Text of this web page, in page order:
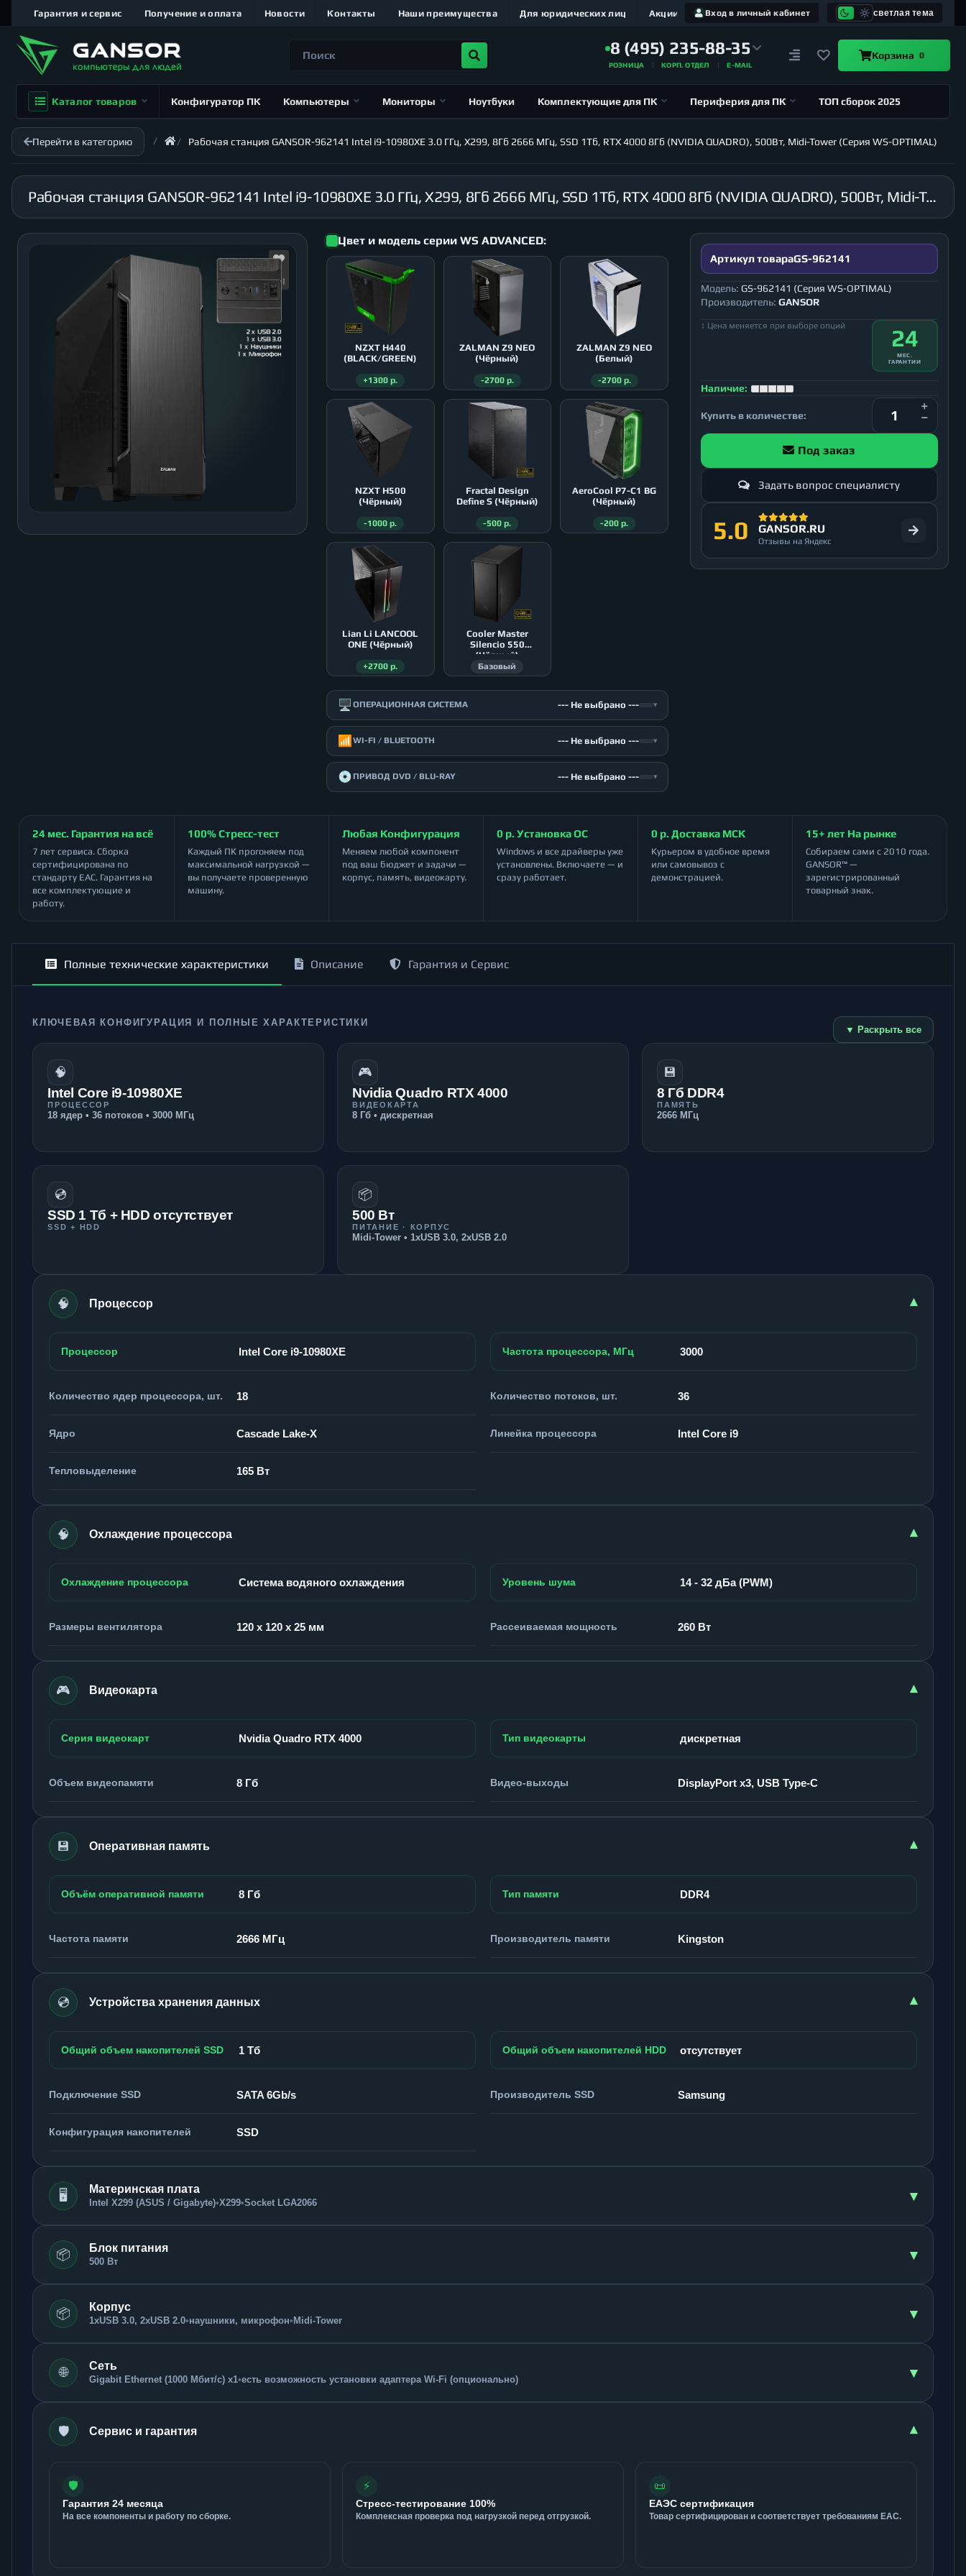
Вход в личный кабинет светлая тема
Гарантия и сервис Получение и оплата Новости Контакты Наши преимущества Для юридических лиц Акции
8 (495) 235-88-35
РОЗНИЦА КОРП. ОТДЕЛ E-MAIL
Корзина 0
Каталог товаров Конфигуратор ПК Компьютеры Мониторы Ноутбуки Комплектующие для ПК Периферия для ПК ТОП сборок 2025
Перейти в категорию Рабочая станция GANSOR-962141 Intel i9-10980XE 3.0 ГГц, X299, 8Гб 2666 МГц, SSD 1Тб, RTX 4000 8Гб (NVIDIA QUADRO), 500Вт, Midi-Tower (Серия WS-OPTIMAL)
Рабочая станция GANSOR-962141 Intel i9-10980XE 3.0 ГГц, X299, 8Гб 2666 МГц, SSD 1Тб, RTX 4000 8Гб (NVIDIA QUADRO), 500Вт, Midi-Tower (Серия WS-OPTIMAL)
Цвет и модель серии WS ADVANCED:
NZXT H440
(BLACK/GREEN)
+1300 р.
ZALMAN Z9 NEO
(Чёрный)
-2700 р.
ZALMAN Z9 NEO
(Белый)
-2700 р.
NZXT H500
(Чёрный)
-1000 р.
Fractal Design
Define S (Чёрный)
-500 р.
AeroСool P7-C1 BG
(Чёрный)
-200 р.
Lian Li LANCOOL
ONE (Чёрный)
+2700 р.
Cooler Master
Silencio 550
(Чёрный)
Базовый
🖥️ ОПЕРАЦИОННАЯ СИСТЕМА --- Не выбрано --- ▾
📶 WI-FI / BLUETOOTH --- Не выбрано --- ▾
💿 ПРИВОД DVD / BLU-RAY --- Не выбрано --- ▾
Артикул товараGS-962141
Модель: GS-962141 (Серия WS-OPTIMAL)
Производитель: GANSOR
↕ Цена меняется при выборе опций 24
МЕС.
ГАРАНТИИ
Наличие:
Купить в количестве:
Под заказ
Задать вопрос специалисту
5.0 GANSOR.RU
Отзывы на Яндекс
24 мес. Гарантия на всё
7 лет сервиса. Сборка
сертифицирована по
стандарту ЕАС. Гарантия на
все комплектующие и
работу.
100% Стресс-тест
Каждый ПК прогоняем под
максимальной нагрузкой —
вы получаете проверенную
машину.
Любая Конфигурация
Меняем любой компонент
под ваш бюджет и задачи —
корпус, память, видеокарту.
0 р. Установка ОС
Windows и все драйверы уже
установлены. Включаете — и
сразу работает.
0 р. Доставка МСК
Курьером в удобное время
или самовывоз с
демонстрацией.
15+ лет На рынке
Собираем сами с 2010 года.
GANSOR™ —
зарегистрированный
товарный знак.
Полные технические характеристики Описание Гарантия и Сервис
КЛЮЧЕВАЯ КОНФИГУРАЦИЯ И ПОЛНЫЕ ХАРАКТЕРИСТИКИ
▼ Раскрыть все
🧠
Intel Core i9-10980XE
ПРОЦЕССОР
18 ядер • 36 потоков • 3000 МГц
🎮
Nvidia Quadro RTX 4000
ВИДЕОКАРТА
8 Гб • дискретная
💾
8 Гб DDR4
ПАМЯТЬ
2666 МГц
💿
SSD 1 Тб + HDD отсутствует
SSD + HDD
📦
500 Вт
ПИТАНИЕ · КОРПУС
Midi-Tower • 1xUSB 3.0, 2xUSB 2.0
🧠 Процессор ▾
Процессор Intel Core i9-10980XE Частота процессора, МГц 3000
Количество ядер процессора, шт. 18 Количество потоков, шт. 36
Ядро Cascade Lake-X Линейка процессора Intel Core i9
Тепловыделение 165 Вт
🧠 Охлаждение процессора ▾
Охлаждение процессора Система водяного охлаждения Уровень шума 14 - 32 дБа (PWM)
Размеры вентилятора 120 x 120 x 25 мм Рассеиваемая мощность 260 Вт
🎮 Видеокарта ▾
Серия видеокарт Nvidia Quadro RTX 4000 Тип видеокарты дискретная
Объем видеопамяти 8 Гб Видео-выходы DisplayPort x3, USB Type-C
💾 Оперативная память ▾
Объём оперативной памяти 8 Гб Тип памяти DDR4
Частота памяти 2666 МГц Производитель памяти Kingston
💿 Устройства хранения данных ▾
Общий объем накопителей SSD 1 Тб Общий объем накопителей HDD отсутствует
Подключение SSD SATA 6Gb/s Производитель SSD Samsung
Конфигурация накопителей SSD
🖥️ Материнская плата
Intel X299 (ASUS / Gigabyte)•X299•Socket LGA2066 ▾
📦 Блок питания
500 Вт ▾
📦 Корпус
1xUSB 3.0, 2xUSB 2.0•наушники, микрофон• Midi-Tower ▾
🌐 Сеть
Gigabit Ethernet (1000 Мбит/с) x1•есть возможность установки адаптера Wi-Fi (опционально) ▾
🛡️ Сервис и гарантия ▾
🛡️
Гарантия 24 месяца
На все компоненты и работу по сборке.
⚡
Стресс-тестирование 100%
Комплексная проверка под нагрузкой перед отгрузкой.
📜
ЕАЭС сертификация
Товар сертифицирован и соответствует требованиям ЕАС.